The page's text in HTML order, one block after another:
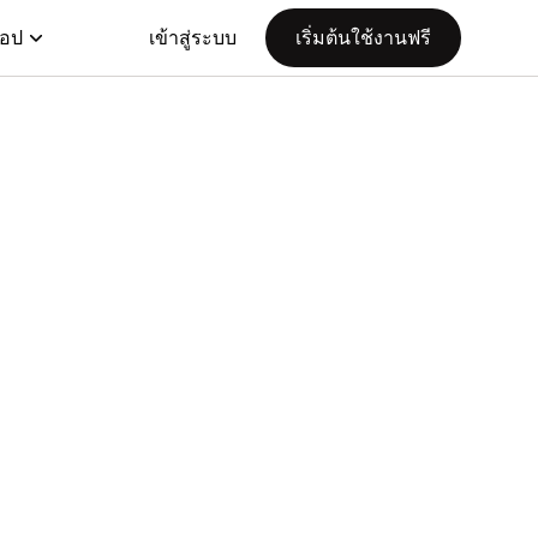
ป เข้าสู่ระบบ เริ่มต้นใช้งานฟรี